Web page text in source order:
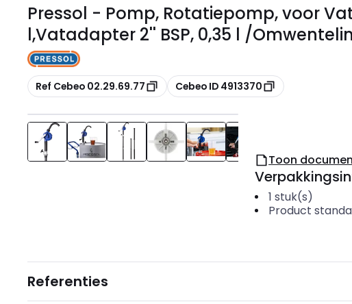
Pressol - Pomp, Rotatiepomp, voor
l,Vatadapter 2'' BSP, 0,35 l /
Kopiëren
Ref Cebeo 02.29.69.77 Kopiëren
Cebeo ID 4913370
Toon
1 stuk(s)
Product
Referenties